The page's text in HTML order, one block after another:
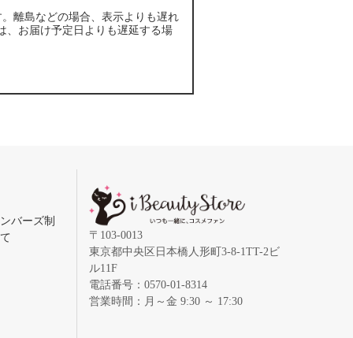
離島などの場合、表示よりも遅れ
、お届け予定日よりも遅延する場
バーズ制
〒103-0013
東京都中央区日本橋人形町3-8-1TT-2ビ
ル11F
電話番号：0570-01-8314
営業時間：月～金 9:30 ～ 17:30